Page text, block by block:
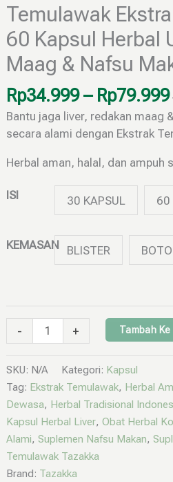
Temulawak
60 Kapsul Herbal
Maag & Nafsu
Rp34.999 – Rp79.999
Bantu jaga liver, redakan maag
secara alami dengan Ekstrak
Herbal aman, halal, dan ampuh
ISI 30 KAPSUL 60
KEMASAN BLISTER
- + Tambah
SKU: N/A Kategori: Kapsul
Tag: Ekstrak Temulawak, Herbal
Dewasa, Herbal Tradisional
Kapsul Herbal Liver,Obat Herbal
Alami, Suplemen Nafsu Makan,
Temulawak Tazakka
Brand: Tazakka